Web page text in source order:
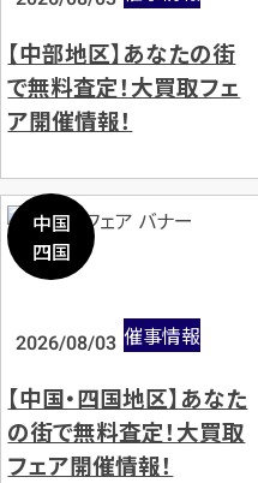
【中部地区】あなたの街
で無料査定！大買取フェ
ア開催情報！
中国
四国
2026/08/03 催事情報
【中国・四国地区】あなた
の街で無料査定！大買取
フェア開催情報！